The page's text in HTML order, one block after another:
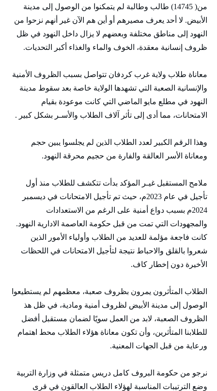
من( 14745) طالب وطالبة لم يتمكنوا من الوصول إلى مدينة
الأبيض. لا أحد يعرف مصيرهم أو أين هم الآن غير أنهم نزحوا من
النهود إلى مناطق مختلفة وبعضهم لا يزال داخل النهود في ظل
ظروف إنسانية معقدة، الخوف والماء والغذاء أكبر التحديات.
معاناة طلاب ولاية غرب كردفان تتواصل بسبب الظروف الأمنية
والإنسانية الصعبة التي تشهدها الولاية خاصة بعد سقوط مدينة
النهود في مطلع مايو الماضي التي كانت موعودة بقيام
الامتحانات، مما أدى إلى تأثر آلاف الطلاب والأسـر بشكل كبير .
وهذا الرقم الكبير لعدد الطلاب الذين لم يجلسوا يبين حجم
ومعاناة الأسر العالقة والفارة من حجيم محرقة النهود.
ملامح المستقبل غيـر المؤكد بدأت تتكشف للطلاب منذ أول
تأجيل في عام 2023م، حيث تم تأجيل الامتحانات في ديسمبر
2024م بسبب دواع أمنية على الرغم من الاستعدادات
والمجهودات التي تمت من قبل حكومة العاصمة الادارية النهود.
كانت فاجعة مؤلمة للعديد من الطلاب وأولياء الأمور الذين
شعروا بالقلق والاحباط نتيجة لتأجيل الامتحانات في اللحظات
الأخيرة دون إخطار كاف.
الطلاب المتأثرون يمرون بظروف صعبة، معظمهم لم يستطيعوا
الوصول إلى مدينة الأبيض لظروف أمنية ومادية، في ظل هذ
الظروف الصعبة، لابد من العمل سويًا لضمان مستقبل أفضل
للطلابنا المتأثرين، وأن تكون معاناة هؤلاء الطلاب محط اهتمام
ورعاية من قبل الجهات المعنية.
نرجو من حكومة البروف كامل دريس متمثلة في وزارة التربية
وضع الترتيبات المناسبة لهؤلاء الطلاب العالقون في قرى